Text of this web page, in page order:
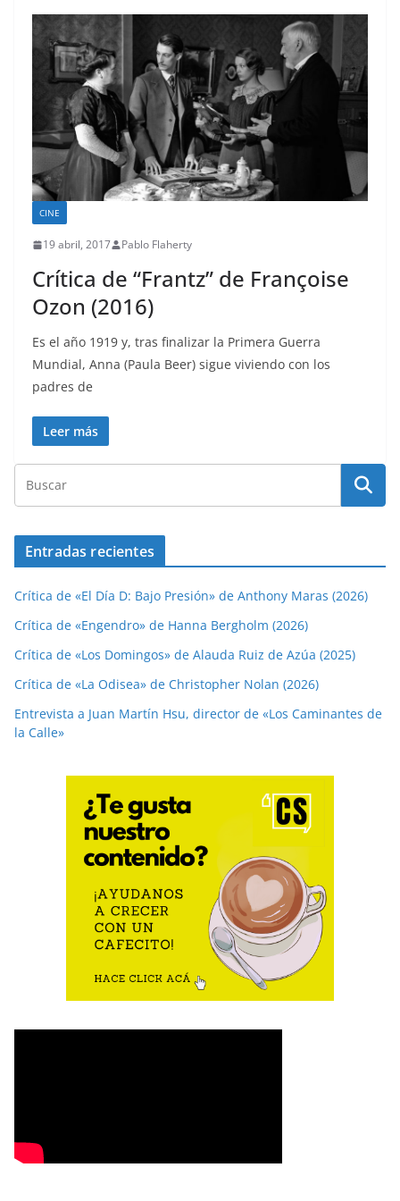
CINE
19 abril, 2017 Pablo Flaherty
Crítica de “Frantz” de Françoise
Ozon (2016)
Es el año 1919 y, tras finalizar la Primera Guerra
Mundial, Anna (Paula Beer) sigue viviendo con los
padres de
Leer más
Entradas recientes
Crítica de «El Día D: Bajo Presión» de Anthony Maras (2026)
Crítica de «Engendro» de Hanna Bergholm (2026)
Crítica de «Los Domingos» de Alauda Ruiz de Azúa (2025)
Crítica de «La Odisea» de Christopher Nolan (2026)
Entrevista a Juan Martín Hsu, director de «Los Caminantes de
la Calle»